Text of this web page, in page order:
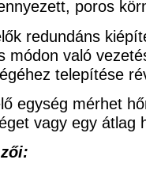
poros
redundáns
módon való
telepítése
egység mérhet
vagy egy átlag